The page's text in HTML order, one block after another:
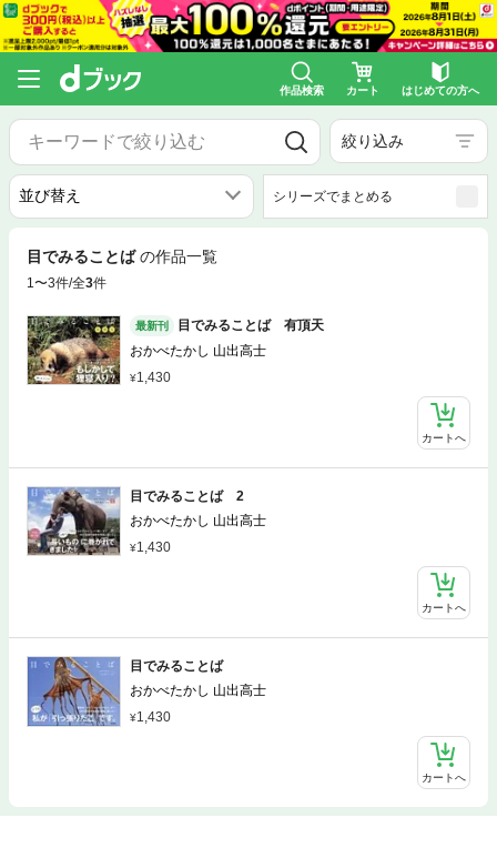
作品検索 カート はじめての方へ
絞り込み
シリーズでまとめる
目でみることば の作品一覧
1〜3件/全3件
最新刊
目でみることば 有頂天
おかべたかし 山出高士
1,430
カートへ
目でみることば 2
おかべたかし 山出高士
1,430
カートへ
目でみることば
おかべたかし 山出高士
1,430
カートへ